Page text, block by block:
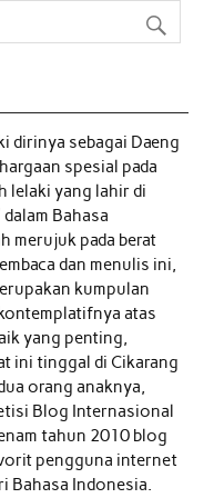
dirinya sebagai Daeng
spesial pada
lelaki yang lahir di
Bahasa
merujuk pada berat
dan menulis ini,
kumpulan
atas
yang penting,
ini tinggal di Cikarang
orang anaknya,
Blog Internasional
tahun 2010 blog
pengguna internet
Bahasa Indonesia.